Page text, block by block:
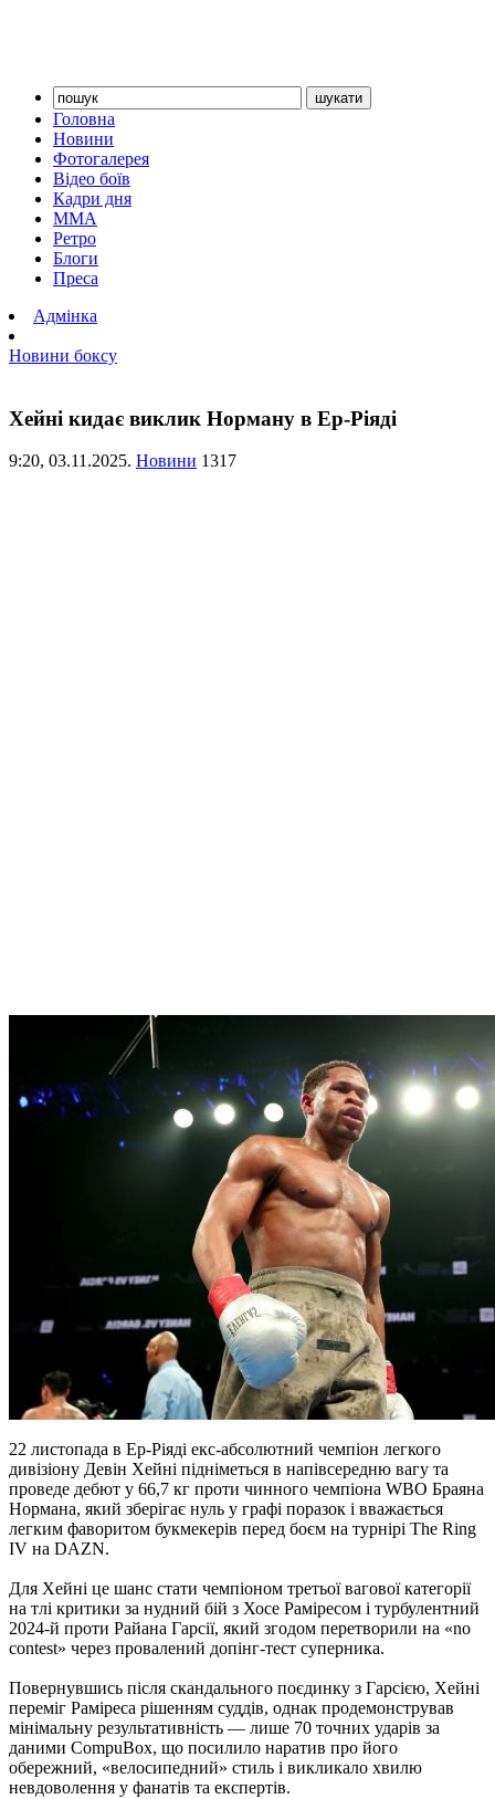
Головна
Новини
Фотогалерея
Відео боїв
Кадри дня
ММА
Ретро
Блоги
Преса
Адмінка
Новини боксу
Хейні кидає виклик Норману в Ер-Ріяді
9:20, 03.11.2025. Новини 1317
22 листопада в Ер-Ріяді екс-абсолютний чемпіон легкого
дивізіону Девін Хейні підніметься в напівсередню вагу та
проведе дебют у 66,7 кг проти чинного чемпіона WBO Браяна
Нормана, який зберігає нуль у графі поразок і вважається
легким фаворитом букмекерів перед боєм на турнірі The Ring
IV на DAZN.
Для Хейні це шанс стати чемпіоном третьої вагової категорії
на тлі критики за нудний бій з Хосе Раміресом і турбулентний
2024-й проти Райана Гарсії, який згодом перетворили на «no
contest» через провалений допінг-тест суперника.​​
Повернувшись після скандального поєдинку з Гарсією, Хейні
переміг Раміреса рішенням суддів, однак продемонстрував
мінімальну результативність — лише 70 точних ударів за
даними CompuBox, що посилило наратив про його
обережний, «велосипедний» стиль і викликало хвилю
невдоволення у фанатів та експертів.